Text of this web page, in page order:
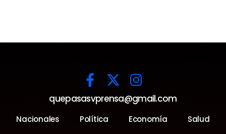
quepasasvprensa@gmail.com
Nacionales Política Economía Salud